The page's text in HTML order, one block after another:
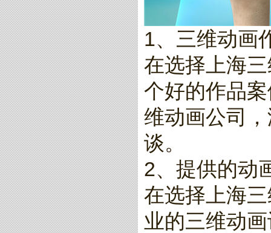
1、三维动画
在选择上海
个好的作品
维动画公司
谈。
2、提供的动
在选择上海
业的三维动